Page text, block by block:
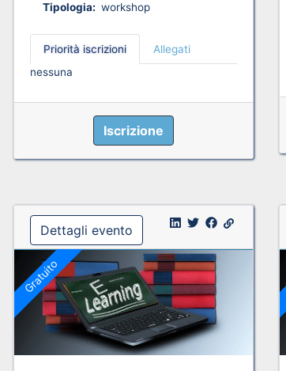
Tipologia: workshop
Priorità iscrizioni
Allegati
nessuna
Iscrizione
Dettagli evento
Gratuito